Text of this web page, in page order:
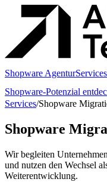
Shopware AgenturServices
Shopware-Potenzial
Services/Shopware
Shopware
Wir begleiten
und nutzen den Wechsel
Weiterentwicklung.